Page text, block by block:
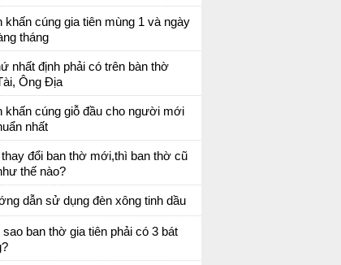
khấn cúng gia tiên mùng 1 và ngày
tháng
nhất định phải có trên bàn thờ
Ông Địa
khấn cúng giỗ đầu cho người mới
nhất
thay đổi ban thờ mới,thì ban thờ cũ
thế nào?
dẫn sử dụng đèn xông tinh dầu
sao ban thờ gia tiên phải có 3 bát